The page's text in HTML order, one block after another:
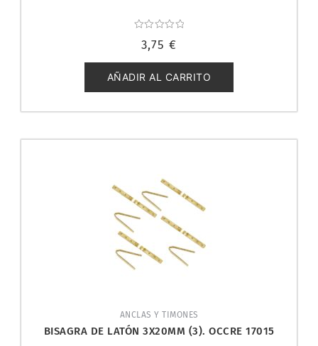
con
de
5
3,75 €
AÑADIR AL CARRITO
ANCLAS Y TIMONES
BISAGRA DE LATÓN 3X20MM (3). OCCRE 17015